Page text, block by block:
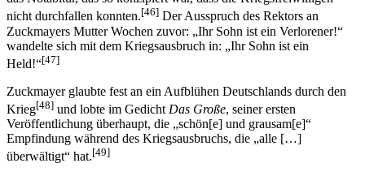
nicht durchfallen konnten.[46] Der Ausspruch des Rektors an
Zuckmayers Mutter Wochen zuvor: „Ihr Sohn ist ein Verlorener!“
wandelte sich mit dem Kriegsausbruch in: „Ihr Sohn ist ein
Held!“[47]
Zuckmayer glaubte fest an ein Aufblühen Deutschlands durch den
Krieg[48] und lobte im Gedicht Das Große, seiner ersten
Veröffentlichung überhaupt, die „schön[e] und grausam[e]“
Empfindung während des Kriegsausbruchs, die „alle […]
überwältigt“ hat.[49]